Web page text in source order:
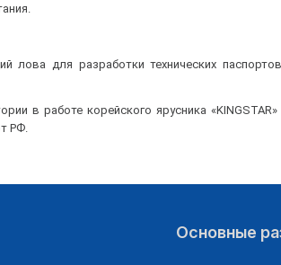
для разработки технических
в работе корейского ярусника
РФ.
Основные